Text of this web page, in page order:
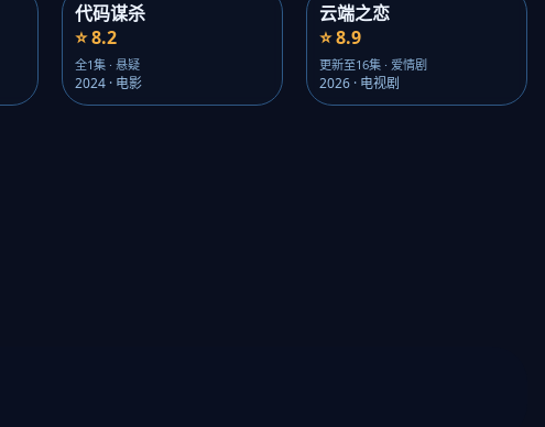
代码谋杀
⭐ 8.2
全1集 · 悬疑
2024 · 电影
云端之恋
⭐ 8.9
更新至16集 · 爱情剧
2026 · 电视剧